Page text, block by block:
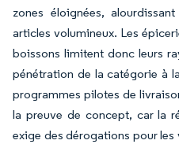
zones éloignées,
articles volumineux. Les
boissons limitent donc leurs
pénétration de la catégorie à
programmes pilotes de
la preuve de concept, car la
exige des dérogations pour les